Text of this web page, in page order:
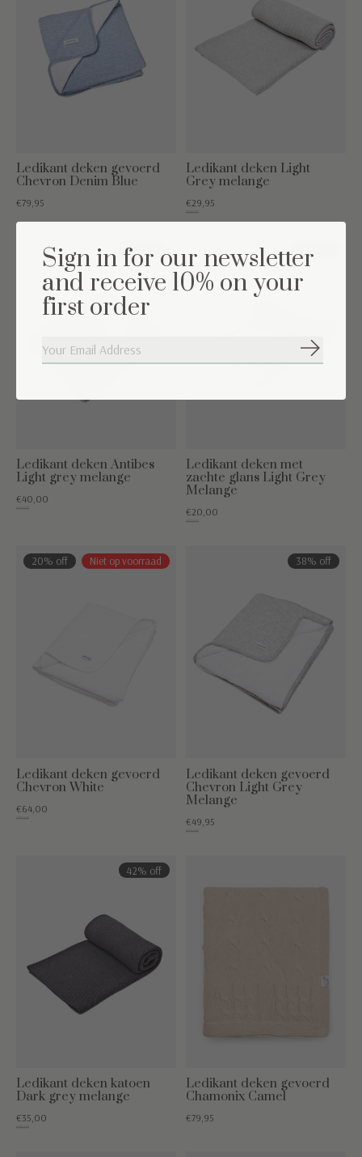
Ledikant deken gevoerd
Chevron Denim Blue
€79,95
Ledikant deken Light
Grey melange
€29,95
€59,95
50% off
Ledikant deken Antibes
Light grey melange
€40,00
€79,95
67% off
Ledikant deken met
zachte glans Light Grey
Melange
€20,00
€59,95
20% off Niet op voorraad
Ledikant deken gevoerd
Chevron White
€64,00
€79,95
38% off
Ledikant deken gevoerd
Chevron Light Grey
Melange
€49,95
€79,95
42% off
Ledikant deken katoen
Dark grey melange
€35,00
€59,95
Ledikant deken gevoerd
Chamonix Camel
€79,95
Sign in for our newsletter
and receive 10% on your
first order
Abonneer